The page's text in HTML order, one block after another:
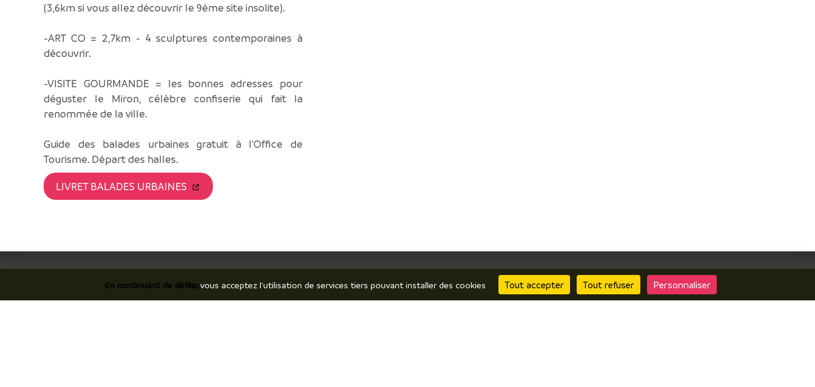
(3,6km si vous allez découvrir le 9ème site insolite).
-ART CO = 2,7km - 4 sculptures contemporaines à
découvrir.
-VISITE GOURMANDE = les bonnes adresses pour
déguster le Miron, célèbre confiserie qui fait la
renommée de la ville.
Guide des balades urbaines gratuit à l'Office de
Tourisme. Départ des halles.
LIVRET BALADES URBAINES
Je découvre Je prépare J’y suis
Contactez nous
En continuant de défiler,vous acceptez l'utilisation de services tiers pouvant installer des cookies Tout accepter Tout refuser Personnaliser